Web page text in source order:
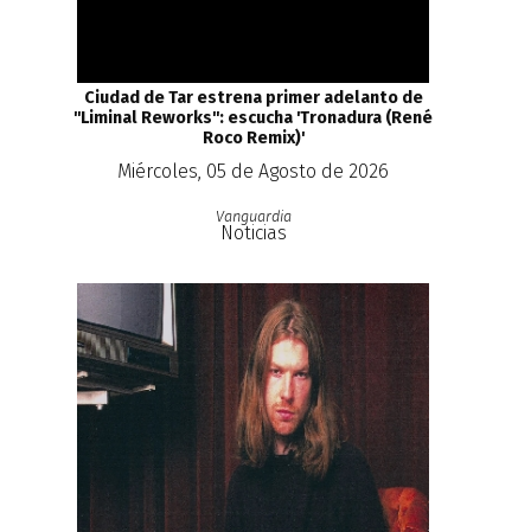
Ciudad de Tar estrena primer adelanto de
''Liminal Reworks'': escucha 'Tronadura (René
Roco Remix)'
Miércoles, 05 de Agosto de 2026
Vanguardia
Noticias